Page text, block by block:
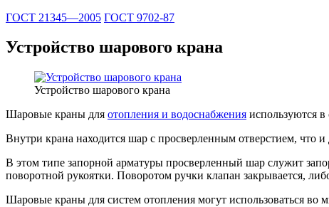
ГОСТ 21345—2005 ГОСТ 9702-87
Устройство шарового крана
Устройство шарового крана
Шаровые краны для отопления и водоснабжения используются
Внутри крана находится шар с просверленным отверстием, что
В этом типе запорной арматуры просверленный шар служит
поворотной рукоятки. Поворотом ручки клапан закрывается,
Шаровые краны для систем отопления могут использоваться во